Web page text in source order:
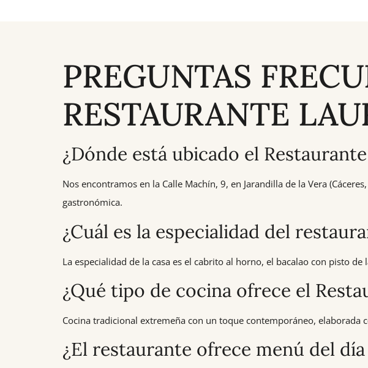
PREGUNTAS
RESTAURANTE
¿Dónde está ubicado el
Nos encontramos en la Calle Machín, 9, en Jarandilla de la Vera
gastronómica.
¿Cuál es la especialidad del
La especialidad de la casa es el cabrito al horno, el bacalao con pisto
¿Qué tipo de cocina ofrece el
Cocina tradicional extremeña con un toque contemporáneo, elaborada
¿El restaurante ofrece menú del